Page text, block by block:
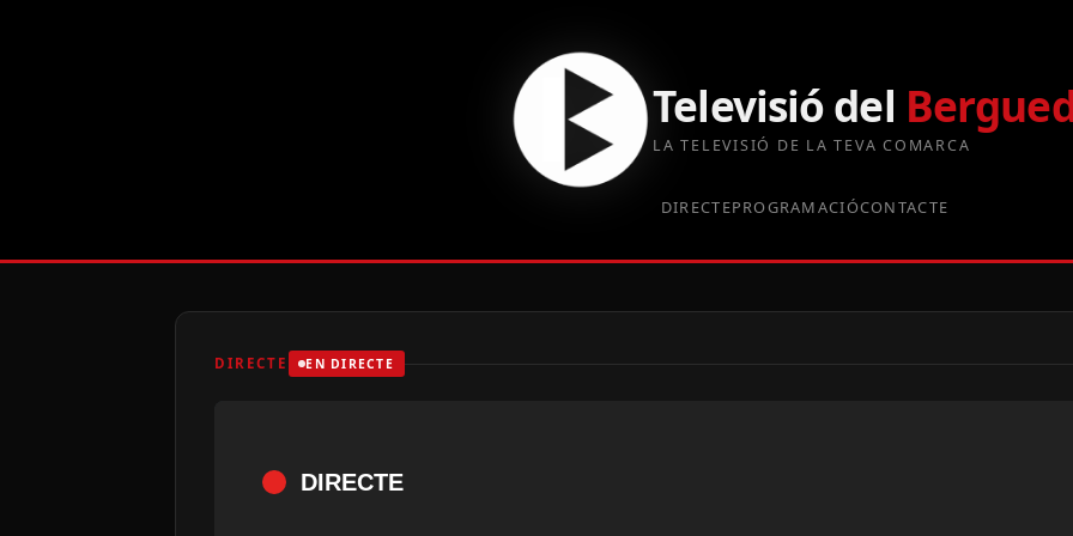
Televisió del
LA TELEVISIÓ DE LA TEVA COMARCA
DIRECTEPROGRAMACIÓCONTACTE
DIRECTE EN DIRECTE
DIRECTE